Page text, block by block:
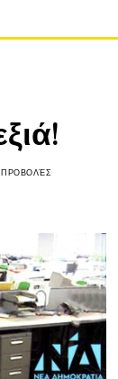
ΠΡΟΒΟΛΈΣ